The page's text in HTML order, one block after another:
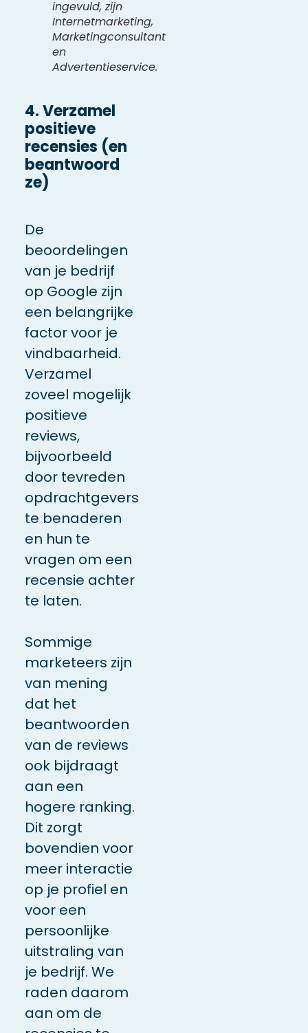
ingevuld, zijn
Internetmarketing,
Marketingconsultant
en
Advertentieservice.
4. Verzamel
positieve
recensies (en
beantwoord
ze)
De
beoordelingen
van je bedrijf
op Google zijn
een belangrijke
factor voor je
vindbaarheid.
Verzamel
zoveel mogelijk
positieve
reviews,
bijvoorbeeld
door tevreden
opdrachtgevers
te benaderen
en hun te
vragen om een
recensie achter
te laten.
Sommige
marketeers zijn
van mening
dat het
beantwoorden
van de reviews
ook bijdraagt
aan een
hogere ranking.
Dit zorgt
bovendien voor
meer interactie
op je profiel en
voor een
persoonlijke
uitstraling van
je bedrijf. We
raden daarom
aan om de